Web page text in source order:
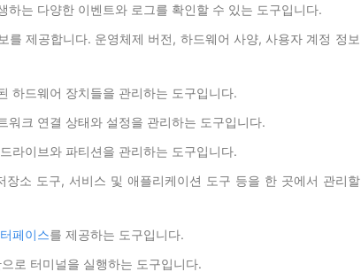
하는 다양한 이벤트와 로그를 확인할 수 있는 도구입니다.
를 제공합니다. 운영체제 버전, 하드웨어 사양, 사용자 계정 정보
하드웨어 장치들을 관리하는 도구입니다.
워크 연결 상태와 설정을 관리하는 도구입니다.
라이브와 파티션을 관리하는 도구입니다.
장소 도구, 서비스 및 애플리케이션 도구 등을 한 곳에서 관리할
페이스를 제공하는 도구입니다.
로 터미널을 실행하는 도구입니다.